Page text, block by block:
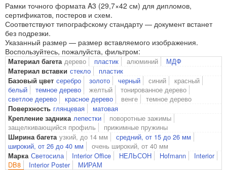
Рамки точного формата A3 (29,7×42 см) для дипломов,
сертификатов, постеров и схем.
Соответствуют типографскому стандарту — документ встанет
без подрезки.
Указанный размер — размер вставляемого изображения.
Воспользуйтесь, пожалуйста, фильтром:
Материал багета дерево пластик алюминий МДФ
Материал вставки стекло пластик
Базовый цвет серебро золото черный синий
красный
белый
темное дерево желтый
тонированное дерево
светлое дерево
красное дерево венге темное дерево
Поверхность глянцевая матовая
Крепление задника лепестки
поворотные зажимы
защелкивающийся профиль
прижимные пружины
Ширина багета узкий, до 14 мм
средний, от 15 до 26 мм
широкий, от 26 до 40 мм
очень широкий, от 40 мм
Марка Светосила Interior Office НЕЛЬСОН Hofmann
Interior
DB8
Interior Poster МИРАМ